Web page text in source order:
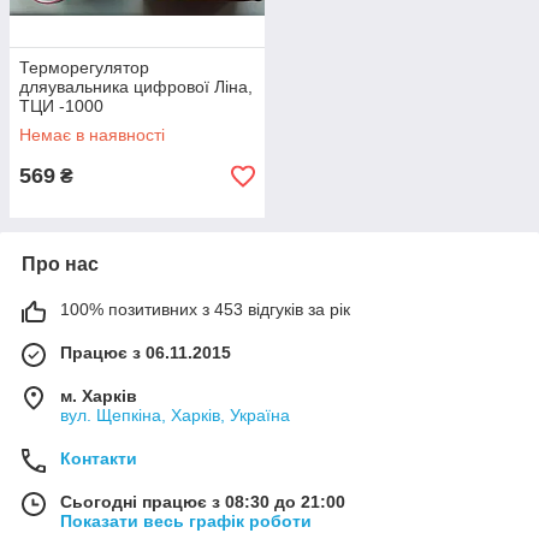
Терморегулятор
дляувальника цифрової Ліна,
ТЦИ -1000
Немає в наявності
569 ₴
Про нас
100% позитивних з 453 відгуків за рік
Працює з 06.11.2015
м. Харків
вул. Щепкіна, Харків, Україна
Контакти
Сьогодні працює з 08:30 до 21:00
Показати весь графік роботи